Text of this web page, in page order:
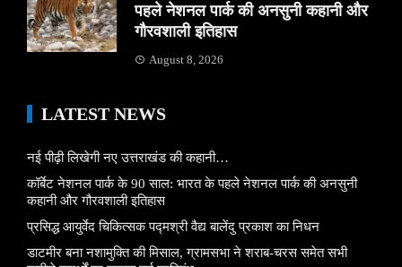
पहले नेशनल पार्क की अनसुनी कहानी और
गौरवशाली इतिहास
August 8, 2026
LATEST NEWS
नई पीढ़ी लिखेगी नए उत्तराखंड की कहानी…
कॉर्बेट नेशनल पार्क के 90 साल: भारत के पहले नेशनल पार्क की अनसुनी
कहानी और गौरवशाली इतिहास
प्रसिद्ध आयुर्वेद चिकित्सक पद्मश्री वैद्य बालेंदु प्रकाश का निधन
डाटमीर बना नशामुक्ति की मिसाल, ग्रामसभा ने शराब-चरस समेत सभी